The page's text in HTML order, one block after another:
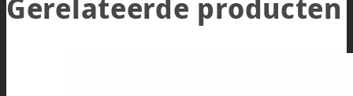
Gerelateerde producten